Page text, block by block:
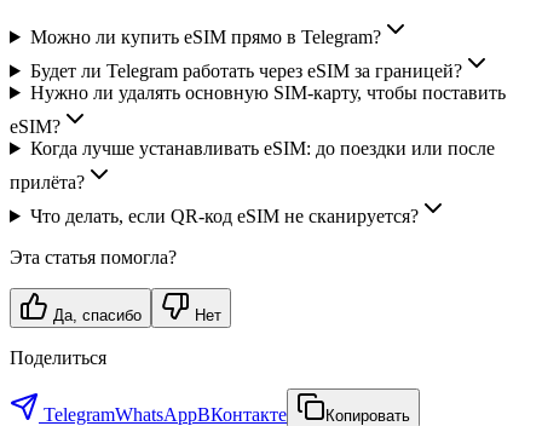
Можно ли купить eSIM прямо в Telegram?
Будет ли Telegram работать через eSIM за границей?
Нужно ли удалять основную SIM-карту, чтобы поставить
eSIM?
Когда лучше устанавливать eSIM: до поездки или после
прилёта?
Что делать, если QR-код eSIM не сканируется?
Эта статья помогла?
Да, спасибо Нет
Поделиться
TelegramWhatsAppВКонтакте Копировать